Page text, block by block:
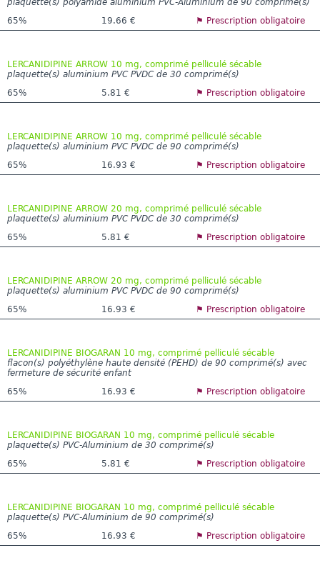
65%
19.66 € ⚑ Prescription obligatoire
LERCANIDIPINE ARROW 10 mg, comprimé pelliculé sécable
plaquette(s) aluminium PVC PVDC de 30 comprimé(s)
65%
5.81 € ⚑ Prescription obligatoire
LERCANIDIPINE ARROW 10 mg, comprimé pelliculé sécable
plaquette(s) aluminium PVC PVDC de 90 comprimé(s)
65%
16.93 € ⚑ Prescription obligatoire
LERCANIDIPINE ARROW 20 mg, comprimé pelliculé sécable
plaquette(s) aluminium PVC PVDC de 30 comprimé(s)
65%
5.81 € ⚑ Prescription obligatoire
LERCANIDIPINE ARROW 20 mg, comprimé pelliculé sécable
plaquette(s) aluminium PVC PVDC de 90 comprimé(s)
65%
16.93 € ⚑ Prescription obligatoire
LERCANIDIPINE BIOGARAN 10 mg, comprimé pelliculé sécable
flacon(s) polyéthylène haute densité (PEHD) de 90 comprimé(s) avec
fermeture de sécurité enfant
65%
16.93 € ⚑ Prescription obligatoire
LERCANIDIPINE BIOGARAN 10 mg, comprimé pelliculé sécable
plaquette(s) PVC-Aluminium de 30 comprimé(s)
65%
5.81 € ⚑ Prescription obligatoire
LERCANIDIPINE BIOGARAN 10 mg, comprimé pelliculé sécable
plaquette(s) PVC-Aluminium de 90 comprimé(s)
65%
16.93 € ⚑ Prescription obligatoire